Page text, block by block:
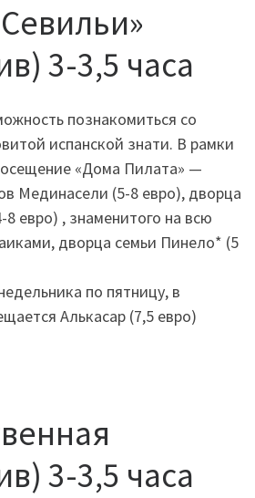
3-3,5 часа
познакомиться со
испанской знати. В рамки
«Дома Пилата» —
Мединасели (5-8 евро), дворца
евро) , знаменитого на всю
дворца семьи Пинело* (5
по пятницу, в
Алькасар (7,5 евро)
3-3,5 часа